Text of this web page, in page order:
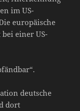
im US-
europäische
einer US-
deutsche
dort